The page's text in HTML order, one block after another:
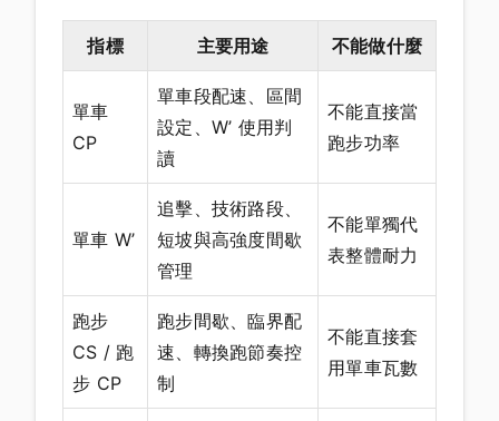
指標 主要用途 不能做什麼
單車
CP
單車段配速、區間
設定、W’ 使用判
讀
不能直接當
跑步功率
單車 W’
追擊、技術路段、
短坡與高強度間歇
管理
不能單獨代
表整體耐力
跑步
CS / 跑
步 CP
跑步間歇、臨界配
速、轉換跑節奏控
制
不能直接套
用單車瓦數